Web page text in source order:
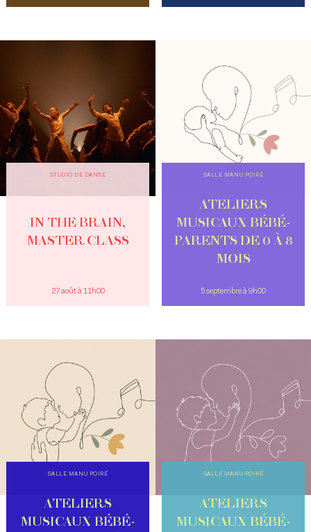
STUDIO DE DANSE
IN THE BRAIN,
MASTER CLASS
27 août à 11h00
SALLE MANU POIRÉ
ATELIERS
MUSICAUX BÉBÉ-
PARENTS DE 0 À 8
MOIS
5 septembre à 9h00
SALLE MANU POIRÉ
ATELIERS
MUSICAUX BÉBÉ-
SALLE MANU POIRÉ
ATELIERS
MUSICAUX BÉBÉ-